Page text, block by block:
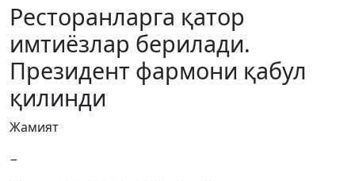
Ресторанларга қатор
имтиёзлар берилади.
Президент фармони қабул
қилинди
Жамият
−